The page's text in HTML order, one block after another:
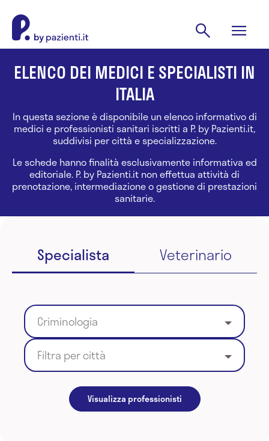
ELENCO DEI MEDICI E SPECIALISTI IN
ITALIA
In questa sezione è disponibile un elenco informativo di
medici e professionisti sanitari iscritti a P. by Pazienti.it,
suddivisi per città e specializzazione.
Le schede hanno finalità esclusivamente informativa ed
editoriale. P. by Pazienti.it non effettua attività di
prenotazione, intermediazione o gestione di prestazioni
sanitarie.
Specialista Veterinario
Criminologia
Filtra per città
Visualizza professionisti